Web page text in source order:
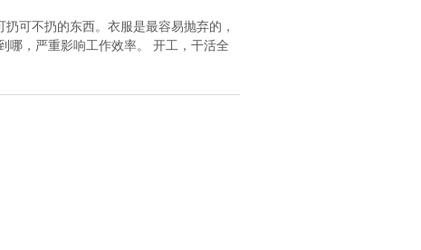
可不扔的东西。衣服是最容易抛弃的，
哪，严重影响工作效率。 开工，干活全